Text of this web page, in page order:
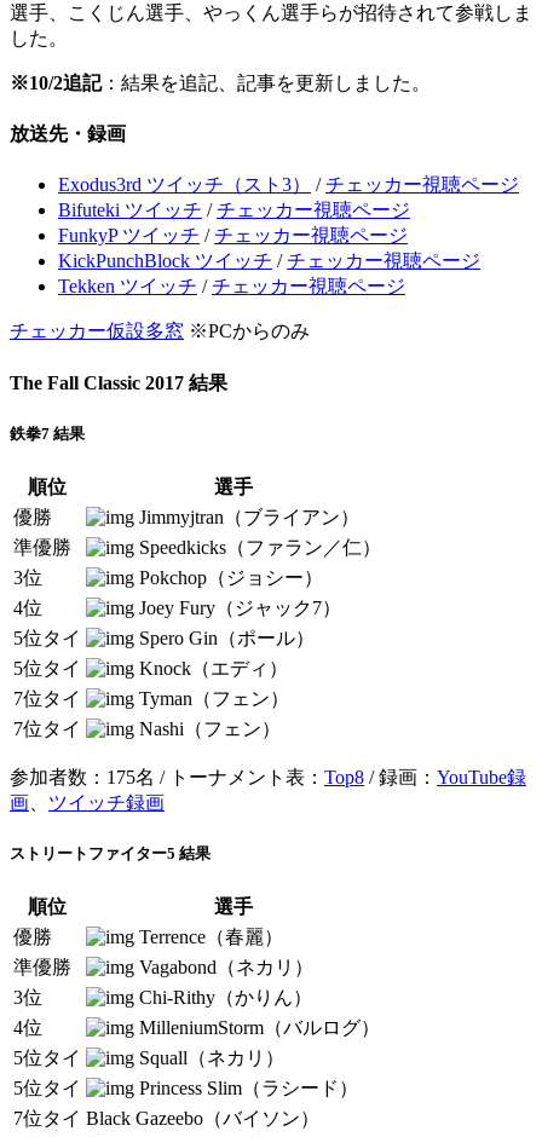
選手、こくじん選手、やっくん選手らが招待されて参戦しま
した。
※10/2追記：結果を追記、記事を更新しました。
放送先・録画
Exodus3rd ツイッチ（スト3） /チェッカー視聴ページ
Bifuteki ツイッチ /チェッカー視聴ページ
FunkyP ツイッチ /チェッカー視聴ページ
KickPunchBlock ツイッチ /チェッカー視聴ページ
Tekken ツイッチ /チェッカー視聴ページ
チェッカー仮設多窓 ※PCからのみ
The Fall Classic 2017 結果
鉄拳7 結果
順位
選手
優勝
Jimmyjtran（ブライアン）
準優勝
Speedkicks（ファラン／仁）
3位
Pokchop（ジョシー）
4位
Joey Fury（ジャック7）
5位タイ
Spero Gin（ポール）
5位タイ
Knock（エディ）
7位タイ
Tyman（フェン）
7位タイ
Nashi（フェン）
参加者数：175名 / トーナメント表： Top8 / 録画： YouTube録
画
ツイッチ録画
ストリートファイター5 結果
順位
選手
優勝
Terrence（春麗）
準優勝
Vagabond（ネカリ）
3位
Chi-Rithy（かりん）
4位
MilleniumStorm（バルログ）
5位タイ
Squall（ネカリ）
5位タイ
Princess Slim（ラシード）
7位タイ Black Gazeebo（バイソン）